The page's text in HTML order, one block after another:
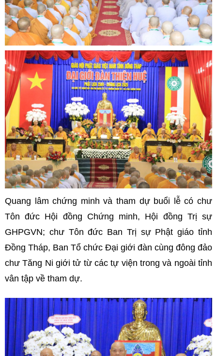
Quang lâm chứng minh và tham dự buổi lễ có chư
Tôn đức Hội đồng Chứng minh, Hội đồng Trị sự
GHPGVN; chư Tôn đức Ban Trị sự Phật giáo tỉnh
Đồng Tháp, Ban Tổ chức Đại giới đàn cùng đông đảo
chư Tăng Ni giới tử từ các tự viện trong và ngoài tỉnh
vân tập về tham dự.